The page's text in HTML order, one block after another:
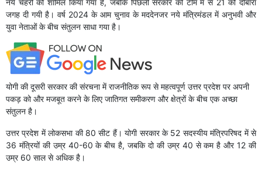
जगह दी गयी है। वर्ष 2024 के आम चुनाव के मददेनजर नये मंत्रिमंडल में अनुभवी और
युवा नेताओं के बीच संतुलन साधा गया है।
योगी की दूसरी सरकार की संरचना में राजनीतिक रूप से महत्वपूर्ण उत्तर प्रदेश पर अपनी
पकड़ को और मजबूत करने के लिए जातिगत समीकरण और क्षेत्रों के बीच एक अच्छा
संतुलन है।
उत्तर प्रदेश में लोकसभा की 80 सीट हैं। योगी सरकार के 52 सदस्यीय मंत्रिपरिषद में से
36 मंत्रियों की उम्र 40-60 के बीच है, जबकि दो की उम्र 40 से कम है और 12 की
उम्र 60 साल से अधिक है।